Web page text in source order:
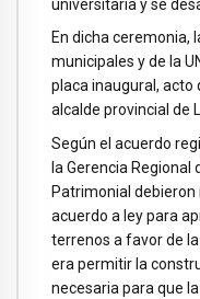
universitaria y se
En dicha ceremonia,
municipales y de la
placa inaugural, acto
alcalde provincial de
Según el acuerdo
la Gerencia Regional
Patrimonial
acuerdo a ley para
terrenos a favor de
era permitir la
necesaria para que